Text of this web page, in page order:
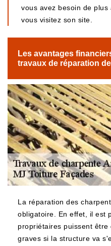
vous avez besoin de
vous visitez son site.
Les avantages
travaux de réparation
La réparation des
obligatoire. En effet, il est
propriétaires puissent être
graves si la structure va